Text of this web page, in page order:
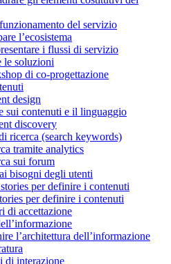
del servizio
l’ecosistema
i flussi di servizio
le soluzioni
di co-progettazione
design
sui contenuti e il linguaggio
discovery
ricerca (search keywords)
tramite analytics
sui forum
bisogni degli utenti
per definire i contenuti
per definire i contenuti
di accettazione
l’architettura dell’informazione
di interazione